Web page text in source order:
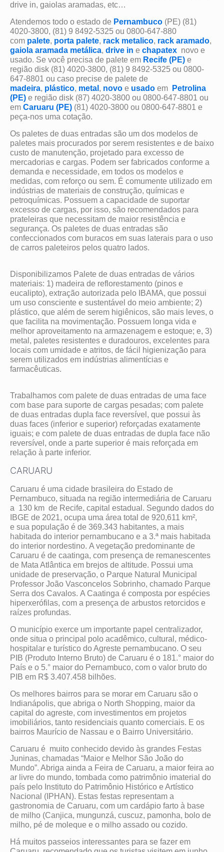
drive in, gaiolas aramadas, etc…
Atendemos todo o estado de Pernambuco (PE) (81)
4020-3800, (81) 9 8492-5325 ou 0800-647-880
com palete, porta palete, rack metalico, rack aramado,
gaiola aramada metálica, drive in e chapatex novo e
usado. Se você precisa de palete em Recife (PE) e
região disk (81) 4020-3800, (81) 9 8492-5325 ou 0800-
647-8801 ou caso precise de palete de
madeira, plástico, metal , novo e usado em
Petrolina
(PE) e região disk (87) 4020-3800 ou 0800-647-8801 ou
em Caruaru (PE) (81) 4020-3800 ou 0800-647-8801 e
peça-nos uma cotação.
Os paletes de duas entradas são um dos modelos de
paletes mais procurados por serem resistentes e de baixo
custo de manutenção, projetado para excesso de
mercadorias e cargas. Podem ser fabricados conforme a
demanda e necessidade, em todos os modelos e
medidas, com reforço ou sem. É comumente utilizado em
indústrias de materiais de construção, químicas e
petroquímicas. Possuem a capacidade de suportar
excesso de cargas, por isso, são recomendados para
prateleiras que necessitam de maior resistência e
segurança. Os paletes de duas entradas são
confeccionados com buracos em suas laterais para o uso
de carros paleteiros pelos quatro lados.
Disponibilizamos Palete de duas entradas de vários
materiais: 1) madeira de reflorestamento (pinos e
eucalipto), extração autorizada pelo IBAMA, que possui
um uso consciente e sustentável do meio ambiente; 2)
plástico, que além de serem higiênicos, são mais leves, o
que facilita na movimentação. Possuem longa vida e
melhor aproveitamento na armazenagem e estoque; e, 3)
metal, paletes resistentes e duradouros, excelentes para
locais com umidade e atritos, de fácil higienização para
serem utilizados em indústrias alimentícias e
farmacêuticas.
Trabalhamos com palete de duas entradas de uma face
com base para suporte de cargas pesadas; com palete
de duas entradas dupla face reversível, que possui às
duas faces (inferior e superior) reforçadas exatamente
iguais; e com palete de duas entradas de dupla face não
reversível, onde a parte superior é mais reforçada em
relação à parte inferior.
CARUARU
Caruaru é uma cidade brasileira do Estado de
Pernambuco, situada na região intermediária de Caruaru
a 130 km de Recife, capital estadual. Segundo dados do
IBGE de 2021, ocupa uma área total de 920,611 km²,
e sua população é de 369.343 habitantes, a mais
habitada do interior pernambucano e a 3.ª mais habitada
do interior nordestino. A vegetação predominante de
Caruaru é de caatinga, com presença de remanescentes
de Mata Atlântica em brejos de altitude. Possui uma
unidade de preservação, o Parque Natural Municipal
Professor João Vasconcelos Sobrinho, chamado Parque
Serra dos Cavalos. A Caatinga é composta por espécies
hiperxerófilas, com a presença de arbustos retorcidos e
raízes profundas.
O município exerce um importante papel centralizador,
onde situa o principal polo acadêmico, cultural, médico-
hospitalar e turístico do Agreste pernambucano. O seu
PIB (Produto Interno Bruto) de Caruaru é o 181.° maior do
País e o 5.° maior do Pernambuco, com o valor bruto do
PIB em R$ 3.407.458 bilhões.
Os melhores bairros para se morar em Caruaru são o
Indianápolis, que abriga o North Shopping, maior da
capital do agreste, com investimentos em projetos
imobiliários, tanto residenciais quanto comerciais. E os
bairros Maurício de Nassau e o Bairro Universitário.
Caruaru é muito conhecido devido às grandes Festas
Juninas, chamadas “Maior e Melhor São João do
Mundo”. Abriga ainda a Feira de Caruaru, a maior feira ao
ar livre do mundo, tombada como patrimônio imaterial do
país pelo Instituto do Patrimônio Histórico e Artístico
Nacional (IPHAN). Estas festas representam a
gastronomia de Caruaru, com um cardápio farto à base
de milho (Canjica, mungunzá, cuscuz, pamonha, bolo de
milho, pé de moleque e o milho assado ou cozido.
Há muitos passeios interessantes para se fazer em